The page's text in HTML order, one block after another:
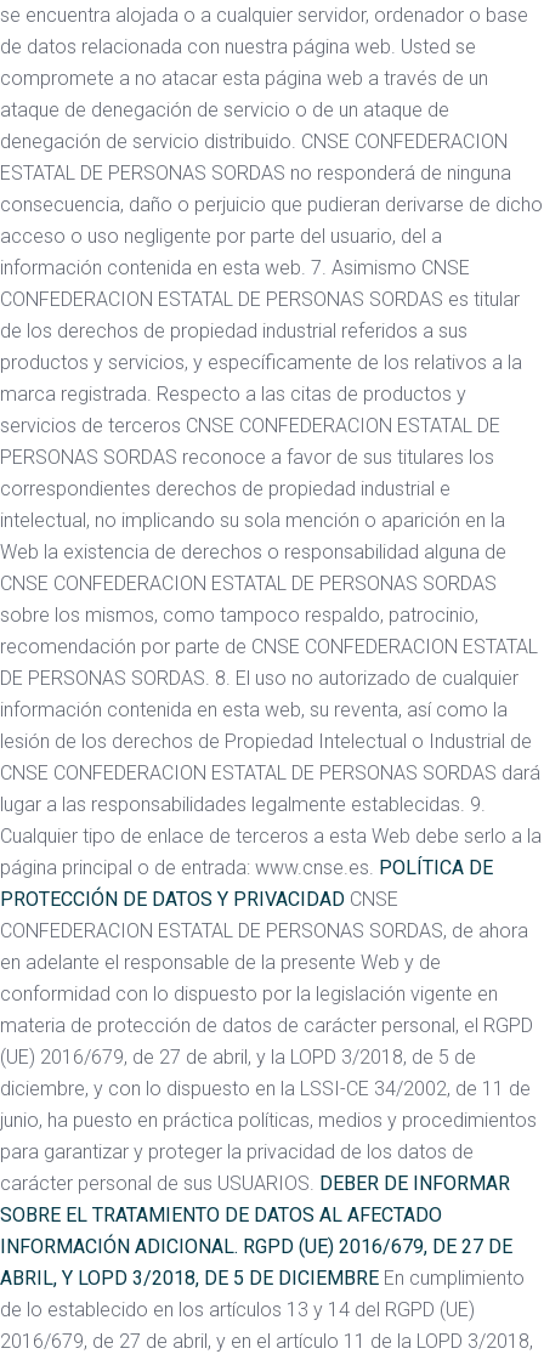
se encuentra alojada o a cualquier servidor, ordenador o base
de datos relacionada con nuestra página web. Usted se
compromete a no atacar esta página web a través de un
ataque de denegación de servicio o de un ataque de
denegación de servicio distribuido. CNSE CONFEDERACION
ESTATAL DE PERSONAS SORDAS no responderá de ninguna
consecuencia, daño o perjuicio que pudieran derivarse de dicho
acceso o uso negligente por parte del usuario, del a
información contenida en esta web. 7. Asimismo CNSE
CONFEDERACION ESTATAL DE PERSONAS SORDAS es titular
de los derechos de propiedad industrial referidos a sus
productos y servicios, y específicamente de los relativos a la
marca registrada. Respecto a las citas de productos y
servicios de terceros CNSE CONFEDERACION ESTATAL DE
PERSONAS SORDAS reconoce a favor de sus titulares los
correspondientes derechos de propiedad industrial e
intelectual, no implicando su sola mención o aparición en la
Web la existencia de derechos o responsabilidad alguna de
CNSE CONFEDERACION ESTATAL DE PERSONAS SORDAS
sobre los mismos, como tampoco respaldo, patrocinio,
recomendación por parte de CNSE CONFEDERACION ESTATAL
DE PERSONAS SORDAS. 8. El uso no autorizado de cualquier
información contenida en esta web, su reventa, así como la
lesión de los derechos de Propiedad Intelectual o Industrial de
CNSE CONFEDERACION ESTATAL DE PERSONAS SORDAS dará
lugar a las responsabilidades legalmente establecidas. 9.
Cualquier tipo de enlace de terceros a esta Web debe serlo a la
página principal o de entrada: www.cnse.es. POLÍTICA DE
PROTECCIÓN DE DATOS Y PRIVACIDAD CNSE
CONFEDERACION ESTATAL DE PERSONAS SORDAS, de ahora
en adelante el responsable de la presente Web y de
conformidad con lo dispuesto por la legislación vigente en
materia de protección de datos de carácter personal, el RGPD
(UE) 2016/679, de 27 de abril, y la LOPD 3/2018, de 5 de
diciembre, y con lo dispuesto en la LSSI-CE 34/2002, de 11 de
junio, ha puesto en práctica políticas, medios y procedimientos
para garantizar y proteger la privacidad de los datos de
carácter personal de sus USUARIOS. DEBER DE INFORMAR
SOBRE EL TRATAMIENTO DE DATOS AL AFECTADO
INFORMACIÓN ADICIONAL. RGPD (UE) 2016/679, DE 27 DE
ABRIL, Y LOPD 3/2018, DE 5 DE DICIEMBRE En cumplimiento
de lo establecido en los artículos 13 y 14 del RGPD (UE)
2016/679, de 27 de abril, y en el artículo 11 de la LOPD 3/2018,